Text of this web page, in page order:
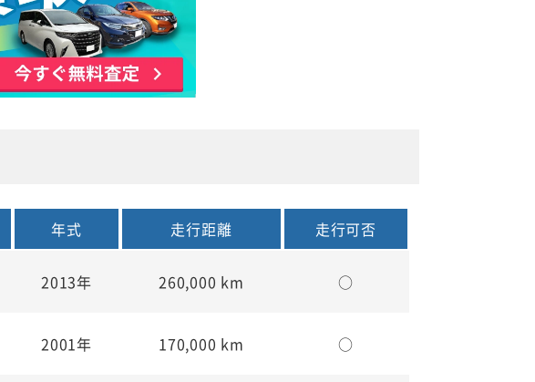
年式 走行距離
走行可否
2013年 260,000 km ○
2001年 170,000 km ○